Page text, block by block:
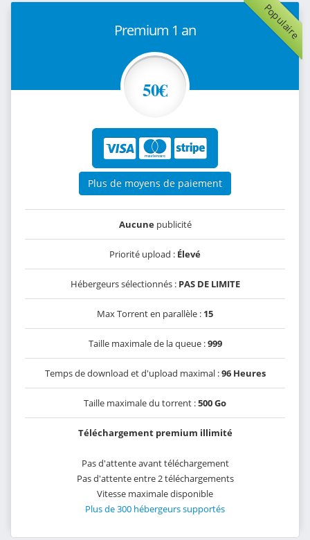
Populaire
Premium 1 an
50€
Plus de moyens de paiement
Aucunepublicité
Priorité upload : Élevé
Hébergeurs sélectionnés : PAS DE LIMITE
Max Torrent en parallèle : 15
Taille maximale de la queue :999
Temps de download et d'upload maximal :96 Heures
Taille maximale du torrent :500 Go
Téléchargement premium illimité
Pas d'attente avant téléchargement
Pas d'attente entre 2 téléchargements
Vitesse maximale disponible
Plus de 300 hébergeurs supportés